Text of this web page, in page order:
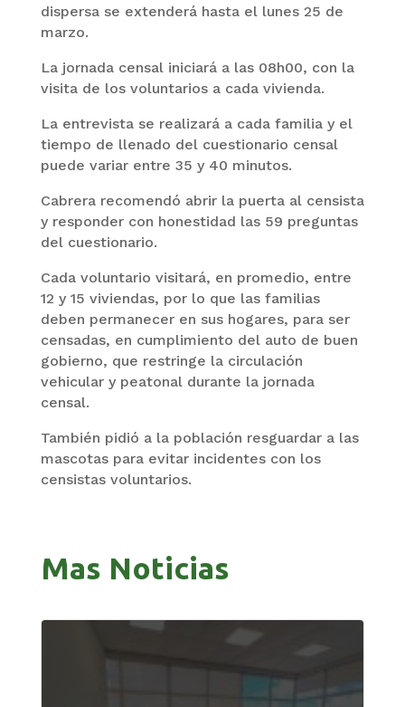
dispersa se extenderá hasta el lunes 25 de
marzo.
La jornada censal iniciará a las 08h00, con la
visita de los voluntarios a cada vivienda.
La entrevista se realizará a cada familia y el
tiempo de llenado del cuestionario censal
puede variar entre 35 y 40 minutos.
Cabrera recomendó abrir la puerta al censista
y responder con honestidad las 59 preguntas
del cuestionario.
Cada voluntario visitará, en promedio, entre
12 y 15 viviendas, por lo que las familias
deben permanecer en sus hogares, para ser
censadas, en cumplimiento del auto de buen
gobierno, que restringe la circulación
vehicular y peatonal durante la jornada
censal.
También pidió a la población resguardar a las
mascotas para evitar incidentes con los
censistas voluntarios.
Mas Noticias